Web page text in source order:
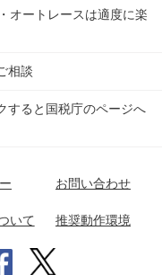
輪場 宇都宮競輪場
競輪場 豊橋競輪場
競輪場
町競輪場
オートレースは適度に楽
相談
すると国税庁のページへ
お問い合わせ
いて 推奨動作環境